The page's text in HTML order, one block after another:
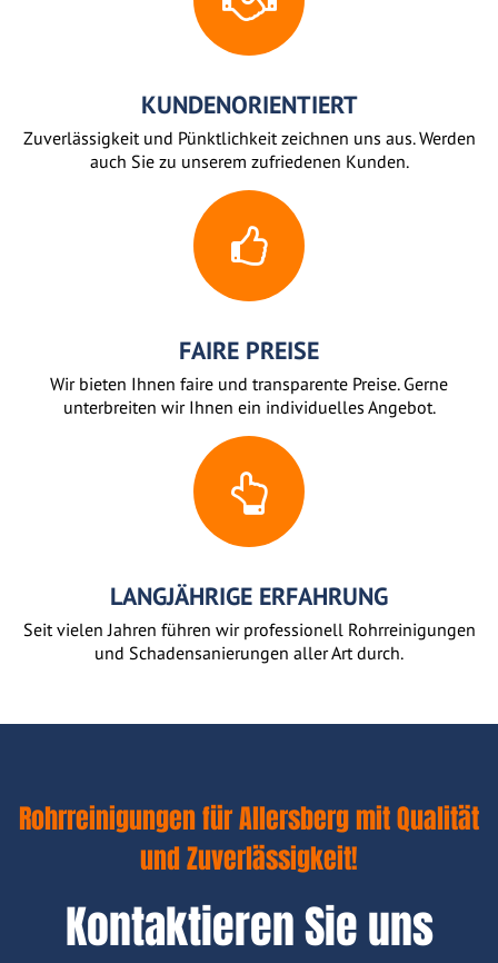
KUNDENORIENTIERT
Zuverlässigkeit und Pünktlichkeit zeichnen uns aus. Werden
auch Sie zu unserem zufriedenen Kunden.
FAIRE PREISE
Wir bieten Ihnen faire und transparente Preise. Gerne
unterbreiten wir Ihnen ein individuelles Angebot.
LANGJÄHRIGE ERFAHRUNG
Seit vielen Jahren führen wir professionell Rohrreinigungen
und Schadensanierungen aller Art durch.
Rohrreinigungen für Allersberg mit Qualität
und Zuverlässigkeit!
Kontaktieren Sie uns